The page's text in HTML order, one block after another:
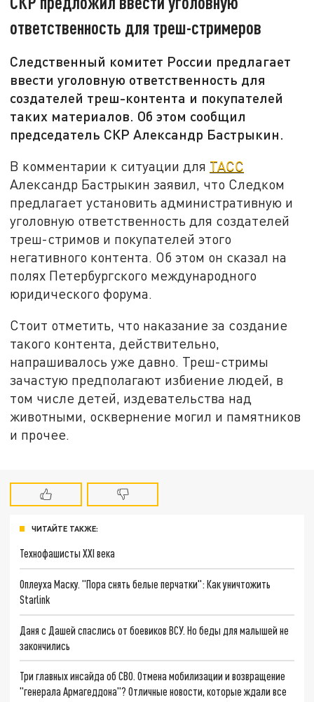
ответственность для треш-стримеров
Следственный комитет России предлагает
ввести уголовную ответственность для
создателей треш-контента и покупателей
таких материалов. Об этом сообщил
председатель СКР Александр Бастрыкин.
В комментарии к ситуации для ТАСС
Александр Бастрыкин заявил, что Следком
предлагает установить административную и
уголовную ответственность для создателей
треш-стримов и покупателей этого
негативного контента. Об этом он сказал на
полях Петербургского международного
юридического форума.
Стоит отметить, что наказание за создание
такого контента, действительно,
напрашивалось уже давно. Треш-стримы
зачастую предполагают избиение людей, в
том числе детей, издевательства над
животными, осквернение могил и памятников
и прочее.
ЧИТАЙТЕ ТАКЖЕ:
Технофашисты XXI века
Оплеуха Маску. "Пора снять белые перчатки": Как уничтожить
Starlink
Даня с Дашей спаслись от боевиков ВСУ. Но беды для малышей не
закончились
Три главных инсайда об СВО. Отмена мобилизации и возвращение
"генерала Армагеддона"? Отличные новости, которые ждали все